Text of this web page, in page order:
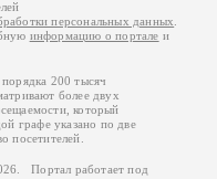
персональных данных
информацию о портале и
200 тысяч
более двух
который
графе указано по две
посетителей.
Портал работает под